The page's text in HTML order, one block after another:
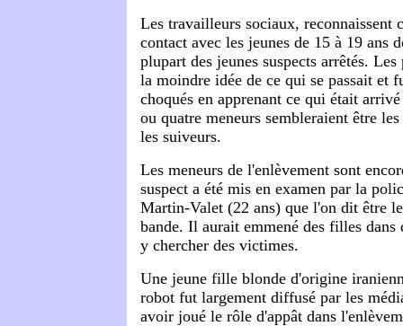
Les travailleurs sociaux, reconnaissent
contact avec les jeunes de 15 à 19 ans
plupart des jeunes suspects arrêtés. Les
la moindre idée de ce qui se passait et
choqués en apprenant ce qui était
ou quatre meneurs sembleraient être
les suiveurs.
Les meneurs de l'enlèvement sont
suspect a été mis en examen par la
Martin-Valet (22 ans) que l'on dit être
bande. Il aurait emmené des filles dans
y chercher des victimes.
Une jeune fille blonde d'origine
robot fut largement diffusé par les
avoir joué le rôle d'appât dans